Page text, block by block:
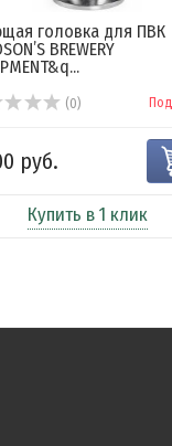
головка для ПВК
BREWERY
(0)
руб.
Купить в 1 клик